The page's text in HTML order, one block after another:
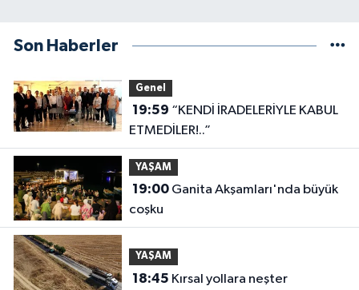
Son Haberler
Genel
19:59
ETMEDİLER!..”
YAŞAM
19:00Ganita Akşamları'nda büyük
coşku
YAŞAM
18:45 Kırsal yollara neşter